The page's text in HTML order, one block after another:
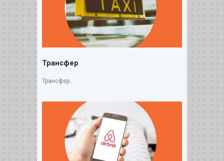
Трансфер
Трансфер...